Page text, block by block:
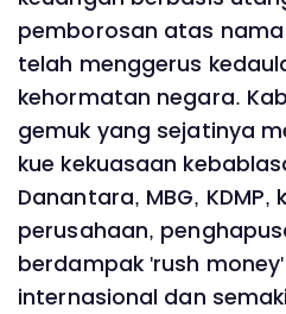
pemborosan atas
telah menggerus
kehormatan negara.
gemuk yang sejatinya
kue kekuasaan
Danantara, MBG, KDMP,
perusahaan,
berdampak 'rush
internasional dan